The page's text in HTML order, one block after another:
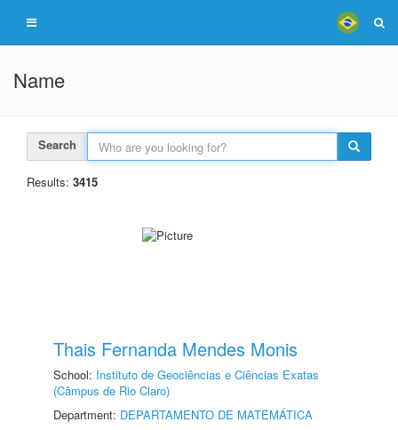
Name
Search
Results: 3415
Thais Fernanda Mendes Monis
School: Instituto de Geociências e Ciências Exatas
(Câmpus de Rio Claro)
Department: DEPARTAMENTO DE MATEMÁTICA